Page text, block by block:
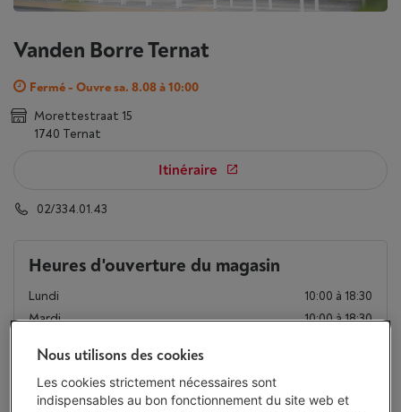
Vanden Borre Ternat
Fermé - Ouvre sa. 8.08 à 10:00
Morettestraat 15
1740 Ternat
Itinéraire
02/334.01.43
Heures d'ouverture du magasin
Lundi
10:00 à 18:30
Mardi
10:00 à 18:30
Jeudi
Vendredi
Samedi
10:00 à 18:30
Nous utilisons des cookies
Les cookies strictement nécessaires sont
indispensables au bon fonctionnement du site web et